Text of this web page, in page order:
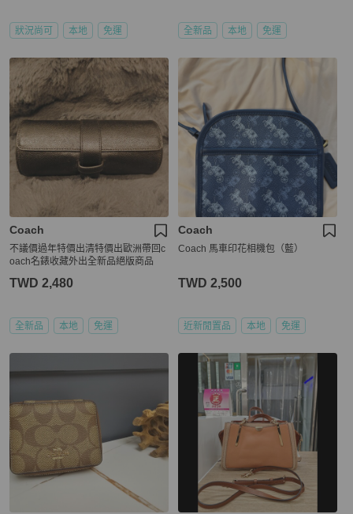
狀況尚可 本地 免運 全新品 本地 免運
Coach
不議價過年特價出清特價出歐洲帶回c
oach名錶收藏外出全新品絕版商品
TWD 2,480
全新品 本地 免運
Coach
Coach 馬車印花相機包（藍）
TWD 2,500
近新閒置品 本地 免運